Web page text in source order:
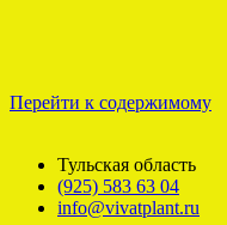
Перейти к содержимому
Тульская область
(925) 583 63 04
info@vivatplant.ru